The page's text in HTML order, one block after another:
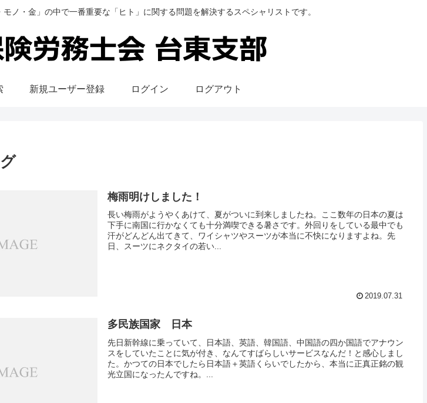
・金」の中で一番重要な「ヒト」に関する問題を解決するスペシャリストです。
新規ユーザー登録 ログイン ログアウト
梅雨明けしました！
長い梅雨がようやくあけて、夏がついに到来しましたね。ここ数年の日本の夏は
下手に南国に行かなくても十分満喫できる暑さです。外回りをしている最中でも
汗がどんどん出てきて、ワイシャツやスーツが本当に不快になりますよね。先
日、スーツにネクタイの若い...
2019.07.31
多民族国家 日本
先日新幹線に乗っていて、日本語、英語、韓国語、中国語の四か国語でアナウン
スをしていたことに気が付き、なんてすばらしいサービスなんだ！と感心しまし
た。かつての日本でしたら日本語＋英語くらいでしたから、本当に正真正銘の観
光立国になったんですね。...